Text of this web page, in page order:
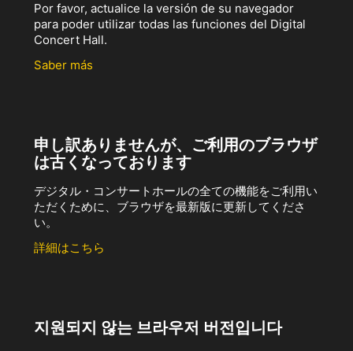
Por favor, actualice la versión de su navegador
para poder utilizar todas las funciones del Digital
Concert Hall.
Saber más
申し訳ありませんが、ご利用のブラウザ
は古くなっております
デジタル・コンサートホールの全ての機能をご利用い
ただくために、ブラウザを最新版に更新してくださ
い。
詳細はこちら
지원되지 않는 브라우저 버전입니다